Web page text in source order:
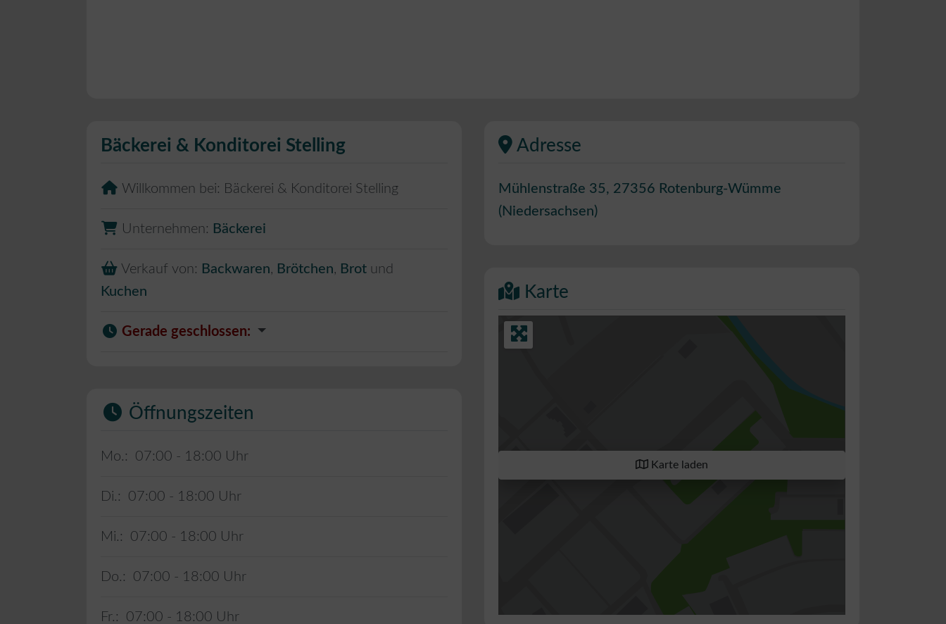
Bäckerei & Konditorei Stelling
Willkommen bei: Bäckerei & Konditorei Stelling
Unternehmen: Bäckerei
Verkauf von: Backwaren, Brötchen, Brot und
Kuchen
Gerade geschlossen:
Öffnungszeiten
Mo.: 07:00 - 18:00
Di.: 07:00 - 18:00
Mi.: 07:00 - 18:00
Do.: 07:00 - 18:00
Fr.: 07:00 - 18:00
Adresse
Mühlenstraße 35, 27356 Rotenburg-Wümme
( Niedersachsen)
Karte
Karte laden